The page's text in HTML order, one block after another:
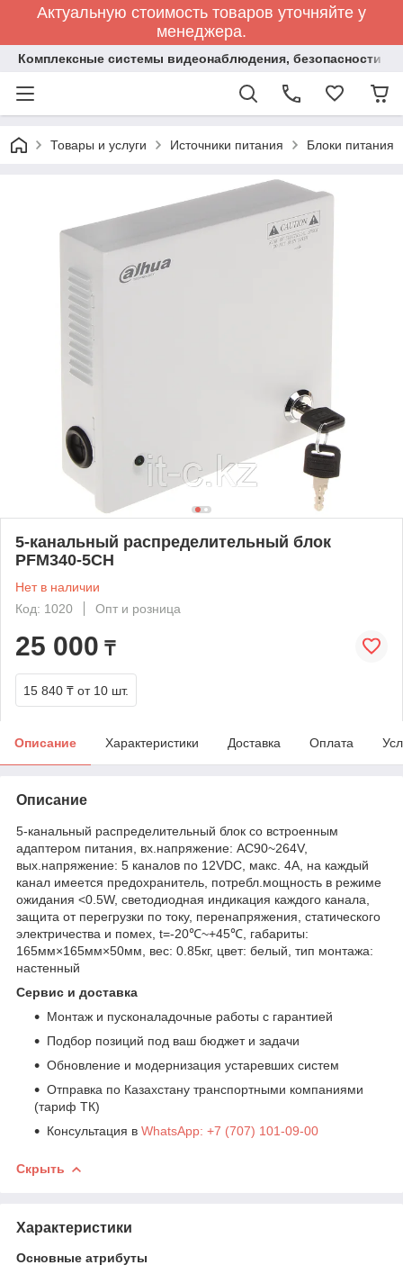
Актуальную стоимость товаров уточняйте у
менеджера.
Комплексные системы видеонаблюдения, безопасности и
Товары и услуги Источники питания Блоки питания
5-канальный распределительный блок
PFM340-5CH
Нет в наличии
Код: 1020
Опт и розница
25 000 ₸
15 840 ₸ от 10 шт.
Описание Характеристики Доставка Оплата
Описание
5-канальный распределительный блок со встроенным
адаптером питания, вх.напряжение: AC90~264V,
вых.напряжение: 5 каналов по 12VDC, макс. 4А, на каждый
канал имеется предохранитель, потребл.мощность в режиме
ожидания <0.5W, светодиодная индикация каждого канала,
защита от перегрузки по току, перенапряжения, статического
электричества и помех, t=-20℃~+45℃, габариты:
165мм×165мм×50мм, вес: 0.85кг, цвет: белый, тип монтажа:
настенный
Сервис и доставка
Монтаж и пусконаладочные работы с гарантией
Подбор позиций под ваш бюджет и задачи
Обновление и модернизация устаревших систем
Отправка по Казахстану транспортными компаниями
(тариф ТК)
Консультация в WhatsApp: +7 (707) 101-09-00
Скрыть
Характеристики
Основные атрибуты